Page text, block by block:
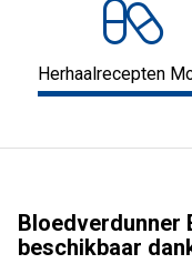
Herhaalrecepten
Bloedverdunner
beschikbaar